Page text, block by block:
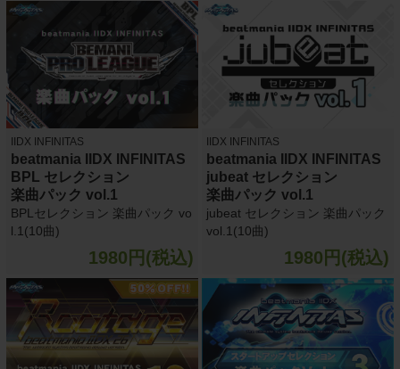
IIDX INFINITAS
beatmania IIDX INFINITAS
BPL セレクション
楽曲パック vol.1
BPLセレクション 楽曲パック vo
l.1(10曲)
1980円(税込)
IIDX INFINITAS
beatmania IIDX INFINITAS
jubeat セレクション
楽曲パック vol.1
jubeat セレクション 楽曲パック
vol.1(10曲)
1980円(税込)